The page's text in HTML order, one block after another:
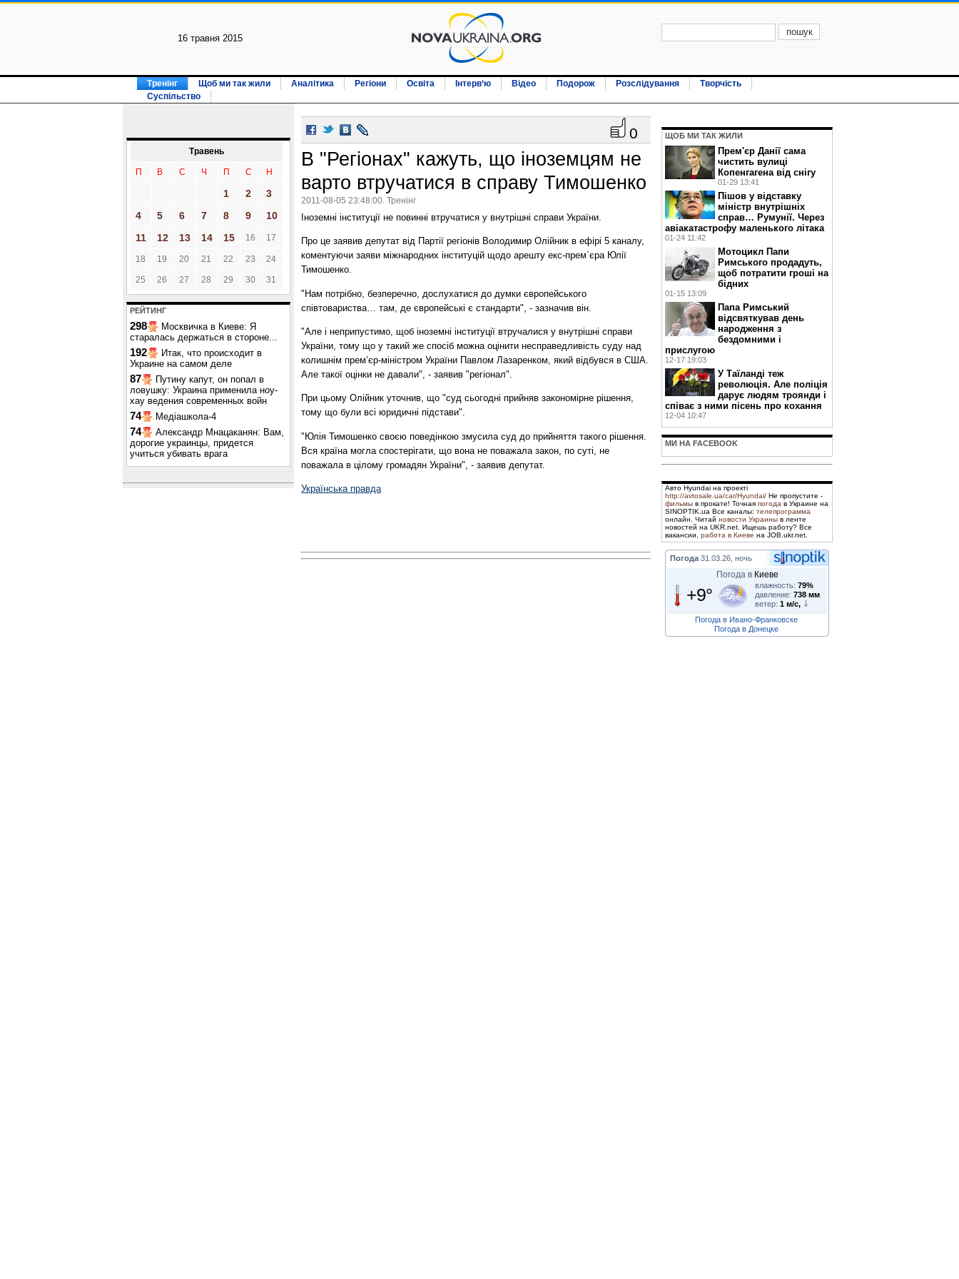
16 травня 2015
Тренінг Щоб ми так жили Аналітика Регіони Освіта Інтерв‘ю Відео Подорож Розслідування
Творчість
Суспільство
Травень
П В С Ч П С Н
1 2
3
4
5 6 7 8 9
10
11
12 13 14 15 16 17
18 19 20 21 22 23 24
25 26 27 28 29 30 31
РЕЙТИНГ
298
Москвичка в Киеве: Я
старалась держаться в стороне...
192
Итак, что происходит в
Украине на самом деле
87
Путину капут, он попал в
ловушку: Украина применила ноу-
хау ведения современных войн
74 Медіашкола-4
74
Александр Мнацаканян: Вам,
дорогие украинцы, придется
учиться убивать врага
0
В "Регіонах" кажуть, що іноземцям не
варто втручатися в справу Тимошенко
2011-08-05 23:48:00. Тренінг
Іноземні інституції не повинні втручатися у внутрішні справи України.
Про це заявив депутат від Партії регіонів Володимир Олійник в ефірі 5 каналу,
коментуючи заяви міжнародних інституцій щодо арешту екс-прем`єра Юлії
Тимошенко.
"Нам потрібно, безперечно, дослухатися до думки європейського
співтовариства… там, де європейські є стандарти", - зазначив він.
"Але і неприпустимо, щоб іноземні інституції втручалися у внутрішні справи
України, тому що у такий же спосіб можна оцінити несправедливість суду над
колишнім прем’єр-міністром України Павлом Лазаренком, який відбувся в США.
Але такої оцінки не давали", - заявив "регіонал".
При цьому Олійник уточнив, що "суд сьогодні прийняв закономірне рішення,
тому що були всі юридичні підстави".
"Юлія Тимошенко своєю поведінкою змусила суд до прийняття такого рішення.
Вся країна могла спостерігати, що вона не поважала закон, по суті, не
поважала в цілому громадян України", - заявив депутат.
Українська правда
ЩОБ МИ ТАК ЖИЛИ
Прем'єр Данії сама
чистить вулиці
Копенгагена від снігу
01-29 13:41
Пішов у відставку
міністр внутрішніх
справ… Румунії. Через
авіакатастрофу маленького літака
01-24 11:42
Мотоцикл Папи
Римського продадуть,
щоб потратити гроші на
бідних
01-15 13:09
Папа Римський
відсвяткував день
народження з
бездомними і
прислугою
12-17 19:03
У Таїланді теж
революція. Але поліція
дарує людям троянди і
співає з ними пісень про кохання
12-04 10:47
МИ НА FACEBOOK
Авто Hyundai на проекті
http://avtosale.ua/car/Hyundai/ Не пропустите -
фильмы в прокате! Точная погода в Украине на
SINOPTIK.ua Все каналы: телепрограмма
онлайн. Читай новости Украины в ленте
новостей на UKR.net. Ищешь работу? Все
вакансии, работа в Киеве на JOB.ukr.net.
Погода 31.03.26, ночь
Погода в Киеве
+9° влажность: 79%
давление: 738 мм
ветер: 1 м/с,
Погода в Ивано-Франковске
Погода в Донецке